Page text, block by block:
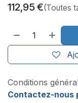
112,95 €(Toutes
Conditions
Contactez-nous